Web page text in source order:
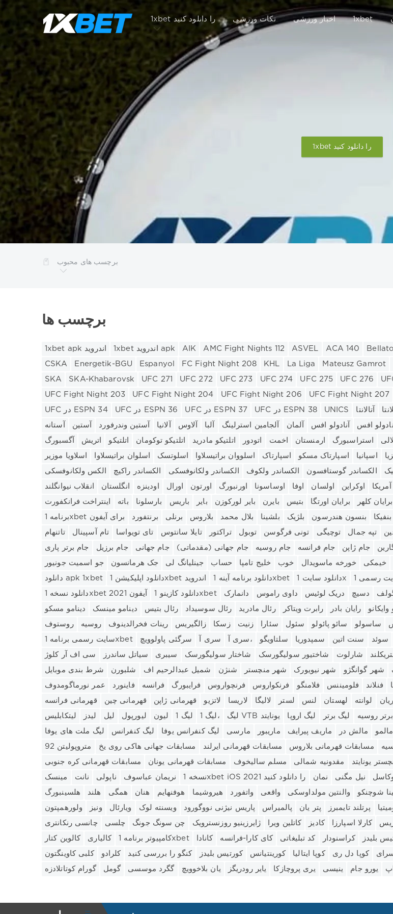
1xbet را دانلود کنید نکات ورزشی اخبار ورزشی 1xbet
1xbet را دانلود کنید
برچسب های محبوب
مسابقات قهرمانی بلاروس
برچسب ها
1xbet apk اندروید 1xbet اندروید apk AIK AMC Fight Nights 112 ASVEL AСA 140
CSKA Energetik-BGU Espanyol FC Fight Night 208 KHL La Liga Mateusz Gamrot
SKA SKA-Khabarovsk UFC 271 UFC 272 UFC 273 UFC 274 UFC 275 UFC 276
UFC Fight Night 203 UFC Fight Night 204 UFC Fight Night 206 UFC Fight Night 207
UFC در ESPN 34 UFC در ESPN 36 UFC در ESPN 37 UFC در ESPN 38 UNICS آتالانتا
آستانه آستین آستین وندرفورد آلانیا آلاوس آلبا آلجامین استرلینگ آلمان آنادولو افس
آگسبورگ اتریش اتلتیکو اتلتیکو توکومان اتلتیکو مادرید اتودور اخمت ارمنستان استراسبورگ
اسلاویا موزیر اسلوان براتیسلاوا اسلوتسک اسلووان براتیسلاوا اسپارتاک اسپارتاک مسکو اسپانیا
الکس ولکانوفسکی الکساندر راکیچ الکساندر ولکانوفسکی الکساندر ولکوف الکساندر گوستافسون
انقلاب نیوانگلند انگلستان اودینزه اورال اورتون اورنبورگ اوساسونا اوفا اولسان اوکراین
اینتراخت فرانکفورت باته بارسلونا باریس بایر بایر لورکوزن بایرن بتیس برایان اورتگا برایان کلهر
برنامه 1xbet برای آیفون برنتفورد برنلی بلاروس بلال محمد بلشینا بلژیک بنسون هندرسون بنفیکا
تاتنهام تام آسپینال تای تویواسا تایلا سانتوس تراکتور توبول تونی فرگوسن توچیگی تپه جمال
جام برتر پاری جام برزیل جام جهانی جام جهانی (مقدماتی) جام روسیه جام فرانسه جام ژاپن
جو اسمیت جونیور جک هرمانسون جینلیانگ لی حساب خلیج تامپا خوب خورخه ماسویدال خیمکی
دانلود apk 1xbet دانلود اپلیکیشن 1xbet اندروید دانلود برنامه آینه 1xbet دانلود سایت 1x
دانلود نسخه 1xbet آیفون 2021 دانلود کازینو 1xbet دانمارک داوی راموس دریک لوئیس دسیچ
دینامو مسکو دینامو مینسک رئال بتیس رئال سوسیداد رئال مادرید رابرت ویتاکر رایان بادر وایکانو
روستوف روسیه رینات فخرالدینوف زالگیریس زسکا زنیت سئارا سئول سائو پائولو ساسولو
سایت رسمی برنامه 1xbet سرگئی پاولوویچ سری آ سری آ، سلتاویگو سمپدوریا سنت اتین سوئد
سی اف آر کلوژ سیاتل ساندرز سیبری شاختار سولیگورسک شاختیور سولیگورسک شارلوت
شرط بندی موبایل شلبورن شمیل عبدالرحیم اف شنژن شهر منچستر شهر نیویورک شهر گوانگژو
عمر نورماگومدوف فاینورد فرانسه فرایبورگ فرنچواروس فرنکواروس فلامنگو فلومیننس فنلاند
قهرمانی فرانسه قهرمانی چین قهرمانی ژاپن لاتزیو لاریسا لالیگا لستر لنس لهستان لوانته
لیتکابلیس لیدز لیل لیورپول لیون لیگ 1 لیگ 1، لیگ VTB یونایتد لیگ اروپا لیگ برتر برتر روسیه
لیگ ملت های یوفا لیگ کنفرانس لیگ کنفرانس یوفا مارسی ماریبور ماریف پیرایف مالش در مالمو
متروپولیتن 92 مسابقات جهانی هاکی روی یخ مسابقات قهرمانی ایرلند مسابقات قهرمانی بلاروس
مسابقات قهرمانی کره جنوبی مسابقات قهرمانی یونان مسلم سالیخوف مقدونیه شمالی یونایتد
مینسک نانت ناپولی نریمان عباسوف نسخه 1xbet iOS 2021 را دانلود کنید نمان نیل مگنی
هلسینبورگ هلند همگی هنان هوفنهایم هیروشیما واتفورد واقعی والنتین مولداوسکی شوچنکو
ولورهمپتون ونیز ویارئال ویسنته لوک پاریس نیژنی نووگورود پالمیراس پتر یان پرتلند تایمبرز
چانسی رنکانتری چلسی چن سونگ جونگ ژایرزینیو روزنسترویک کاتلین ویرا کادیز کارلا اسپارزا
کالوین کتار کالیاری کامپیوتر برنامه 1xbet کانادا کای کارا-فرانسه کد تبلیغاتی کراسنودار بلیدز
کلبی کاوینگتون کلرادو کنگو را بررسی کنید کورتیس بلیدز کورینتیانس کوپا ایتالیا کوپا دل ری
گورام کوتاتلادزه گومل گگرد موسسی یان بلاخوویچ یایر رودریگز یری پروچازکا ینیسی یورو جام